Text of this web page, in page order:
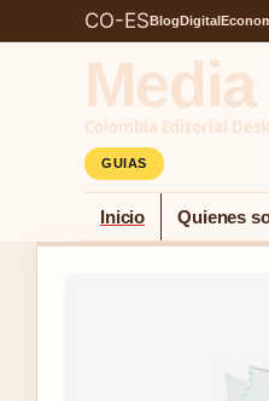
CO-ESBlogDigital
Colombia Editorial Desk
GUIAS
Inicio Quienes